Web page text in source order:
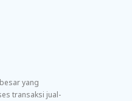
yang
transaksi jual-